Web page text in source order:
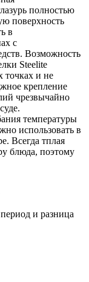
полностью
поверхность
в
с
Возможность
Steelite
точках и не
крепление
чрезвычайно
температуры
использовать в
Всегда тплая
блюда, поэтому
и разница